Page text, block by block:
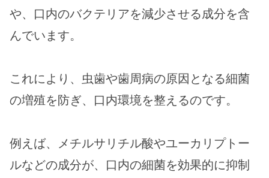
や、口内のバクテリアを減少させる成分を含
んでいます。
これにより、虫歯や歯周病の原因となる細菌
の増殖を防ぎ、口内環境を整えるのです。
例えば、メチルサリチル酸やユーカリプトー
ルなどの成分が、口内の細菌を効果的に抑制